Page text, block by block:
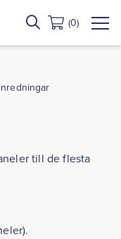
(0)
till de flesta